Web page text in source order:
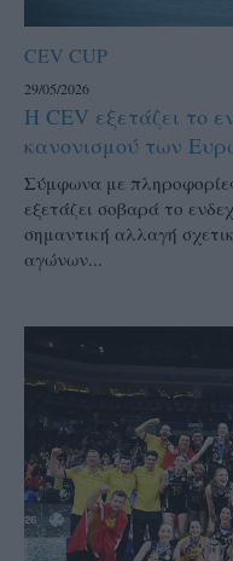
CEV CUP
29/05/2026
Η CEV εξετάζει το
κανονισμού των
Σύμφωνα με
εξετάζει σοβαρά το
σημαντική αλλαγή
αγώνων...